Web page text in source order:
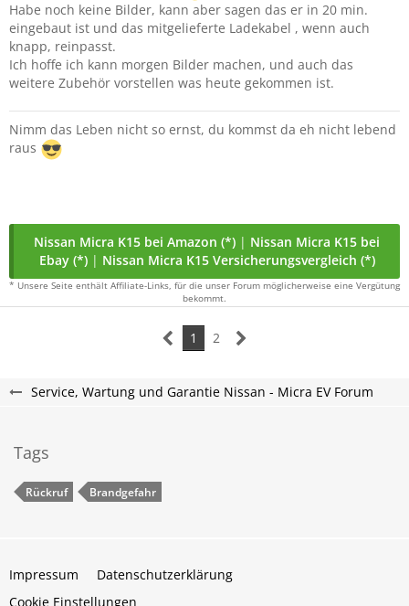
Habe noch keine Bilder, kann aber sagen das er in 20 min.
eingebaut ist und das mitgelieferte Ladekabel , wenn auch
knapp, reinpasst.
Ich hoffe ich kann morgen Bilder machen, und auch das
weitere Zubehör vorstellen was heute gekommen ist.
Nimm das Leben nicht so ernst, du kommst da eh nicht lebend
raus
Nissan Micra K15 bei Amazon (*) | Nissan Micra K15 bei
Ebay (*)| Nissan Micra K15 Versicherungsvergleich (*)
* Unsere Seite enthält Affiliate-Links, für die unser Forum möglicherweise eine Vergütung
bekommt.
1 2
Service, Wartung und Garantie Nissan - Micra EV Forum
Tags
Rückruf Brandgefahr
Impressum
Datenschutzerklärung
Cookie Einstellungen